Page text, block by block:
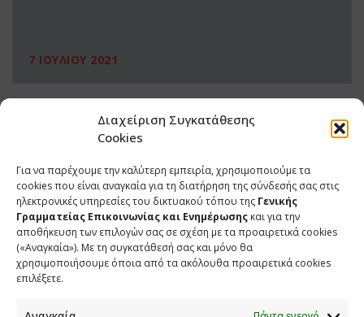
Διαχείριση Συγκατάθεσης
Cookies
Για να παρέχουμε την καλύτερη εμπειρία, χρησιμοποιούμε τα
cookies που είναι αναγκαία για τη διατήρηση της σύνδεσής σας στις
ηλεκτρονικές υπηρεσίες του δικτυακού τόπου της Γενικής
Γραμματείας Επικοινωνίας και Ενημέρωσης και για την
αποθήκευση των επιλογών σας σε σχέση με τα προαιρετικά cookies
(«Αναγκαία»). Με τη συγκατάθεσή σας και μόνο θα
χρησιμοποιήσουμε όποια από τα ακόλουθα προαιρετικά cookies
επιλέξετε.
7 ΙΟΥΛΙΟΥ 2021
ΕΠΙΚΟΙΝΩΝΙΑ
Φραγκούδη 11 & Αλεξάνδρου Πάντου